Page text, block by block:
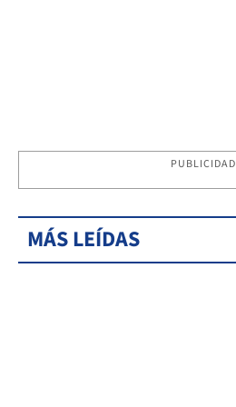
PUBLICIDAD
MÁS LEÍDAS